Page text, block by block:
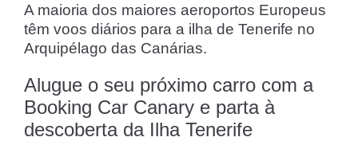
A maioria dos maiores aeroportos Europeus
têm voos diários para a ilha de Tenerife no
Arquipélago das Canárias.
Alugue o seu próximo carro com a
Booking Car Canary e parta à
descoberta da Ilha Tenerife